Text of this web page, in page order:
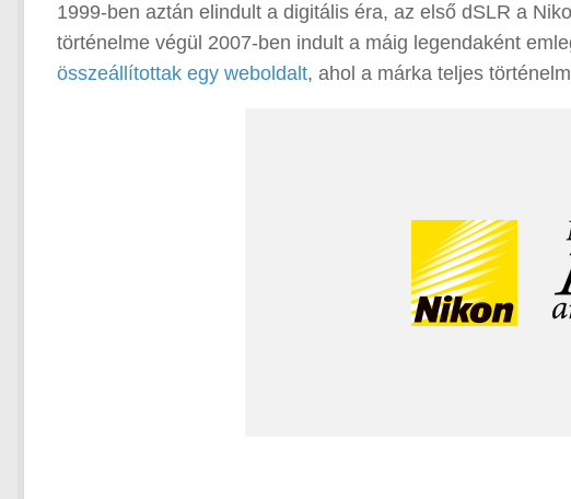
1999-ben aztán elindult a digitális éra, az első dSLR a
történelme végül 2007-ben indult a máig legendaként
összeállítottak egy weboldalt, ahol a márka teljes